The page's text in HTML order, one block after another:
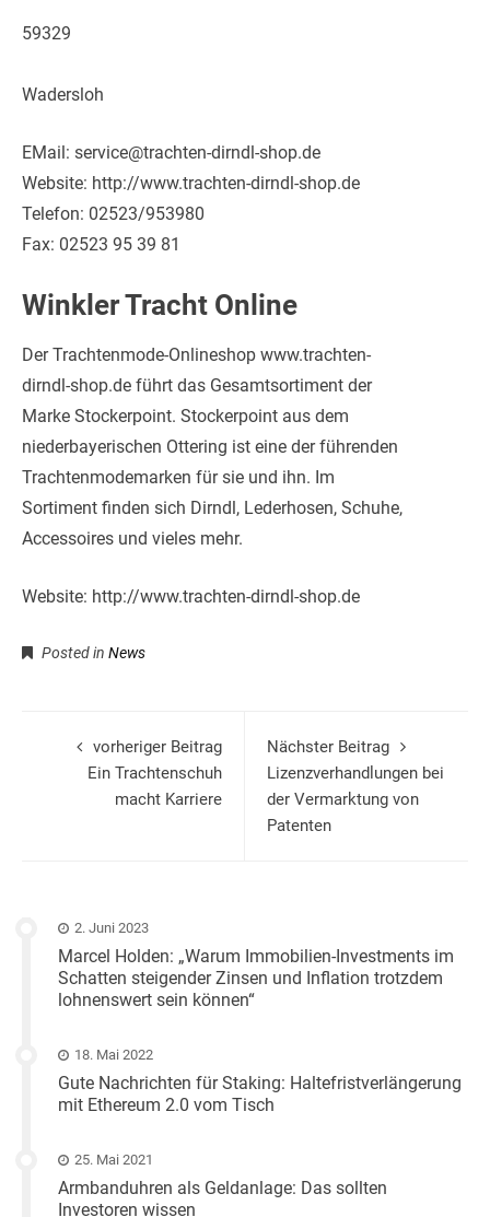
59329
Wadersloh
EMail: service@trachten-dirndl-shop.de
Website: http://www.trachten-dirndl-shop.de
Telefon: 02523/953980
Fax: 02523 95 39 81
Winkler Tracht Online
Der Trachtenmode-Onlineshop www.trachten-
dirndl-shop.de führt das Gesamtsortiment der
Marke Stockerpoint. Stockerpoint aus dem
niederbayerischen Ottering ist eine der führenden
Trachtenmodemarken für sie und ihn. Im
Sortiment finden sich Dirndl, Lederhosen, Schuhe,
Accessoires und vieles mehr.
Website: http://www.trachten-dirndl-shop.de
Posted in News
vorheriger Beitrag
Ein Trachtenschuh
macht Karriere
Nächster Beitrag
Lizenzverhandlungen bei
der Vermarktung von
Patenten
2. Juni 2023
Marcel Holden: „Warum Immobilien-Investments im
Schatten steigender Zinsen und Inflation trotzdem
lohnenswert sein können“
18. Mai 2022
Gute Nachrichten für Staking: Haltefristverlängerung
mit Ethereum 2.0 vom Tisch
25. Mai 2021
Armbanduhren als Geldanlage: Das sollten
Investoren wissen